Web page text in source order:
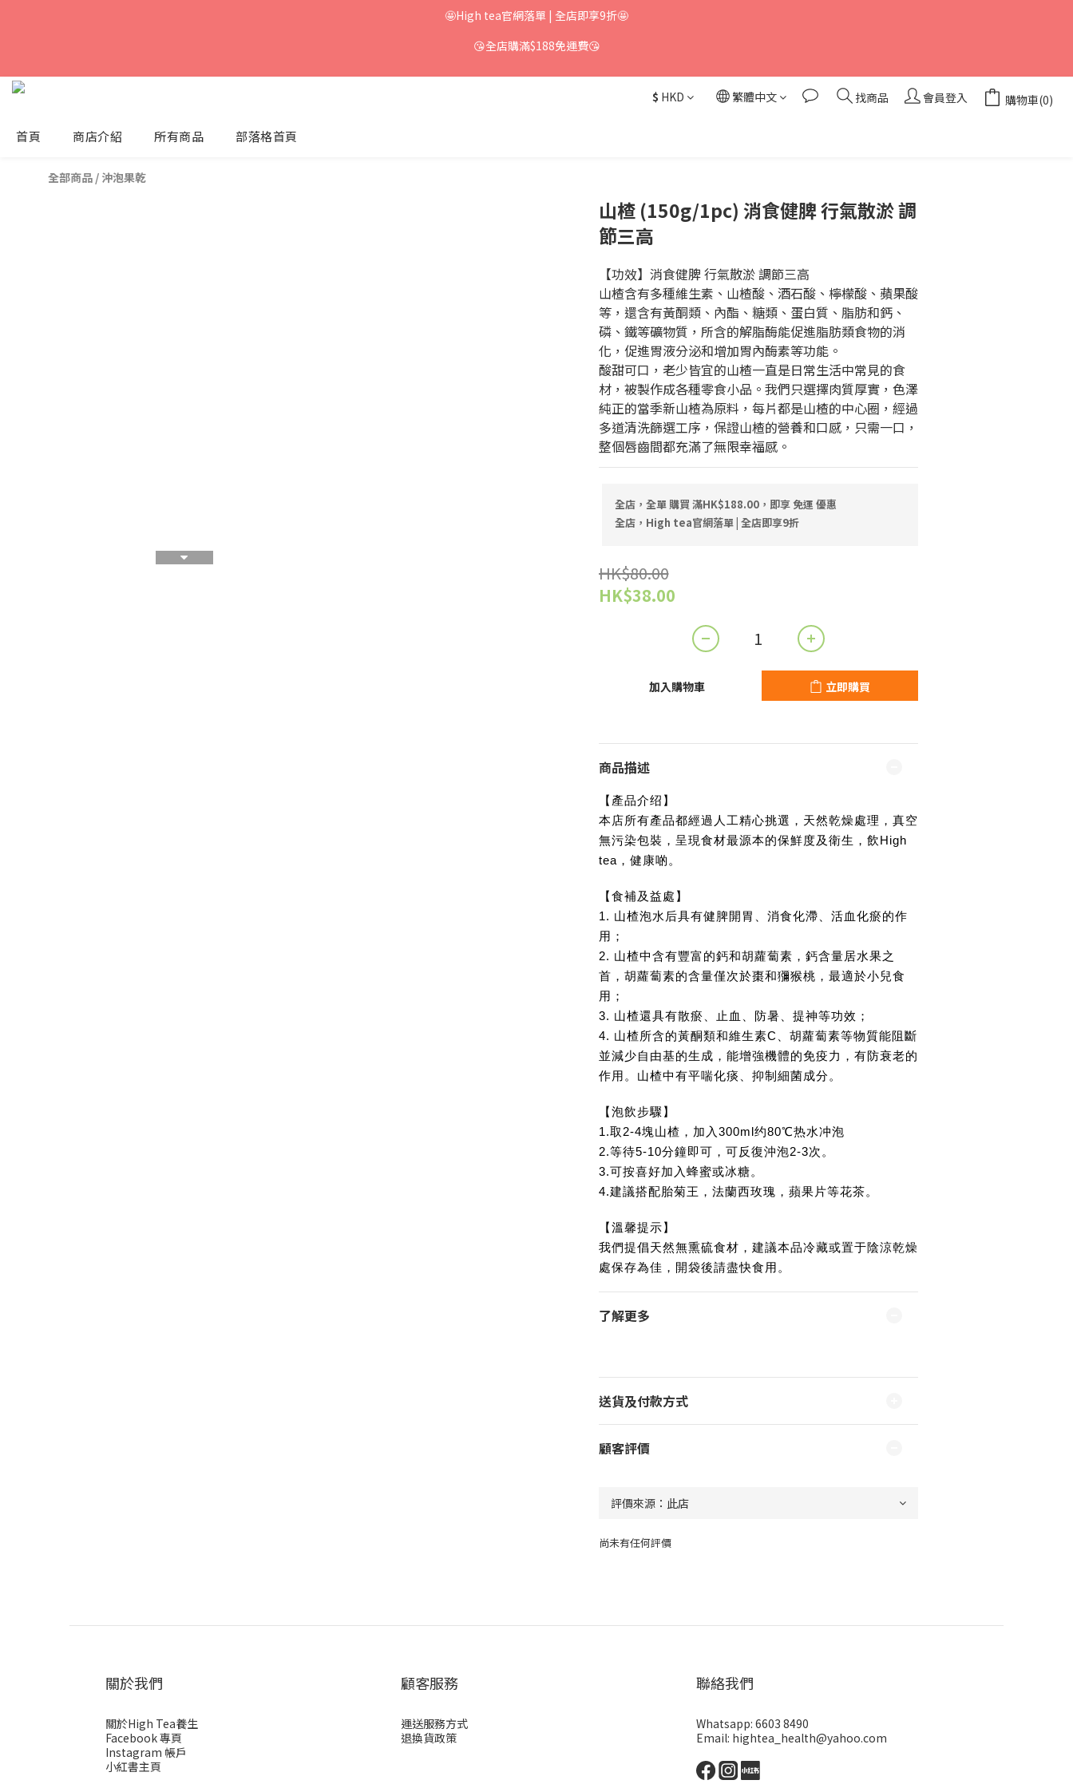
🤩High tea官網落單 | 全店即享9折🤩
😘全店購滿$188免運費😘
$ HKD 繁體中文 找商品 會員登入 購物車(0)
首頁 商店介紹 所有商品 部落格首頁
全部商品 / 沖泡果乾
山楂 (150g/1pc) 消食健脾 行氣散淤 調
節三高
【功效】消食健脾 行氣散淤 調節三高
山楂含有多種維生素、山楂酸、酒石酸、檸檬酸、蘋果酸
等，還含有黃酮類、內酯、糖類、蛋白質、脂肪和鈣、
磷、鐵等礦物質，所含的解脂酶能促進脂肪類食物的消
化，促進胃液分泌和增加胃內酶素等功能。
酸甜可口，老少皆宜的山楂一直是日常生活中常見的食
材，被製作成各種零食小品。我們只選擇肉質厚實，色澤
純正的當季新山楂為原料，每片都是山楂的中心圈，經過
多道清洗篩選工序，保證山楂的營養和口感，只需一口，
整個唇齒間都充滿了無限幸福感。
全店，全單 購買 滿HK$188.00，即享 免運 優惠
全店，High tea官網落單 | 全店即享9折
HK$80.00
HK$38.00
加入購物車 立即購買
商品描述
【產品介绍】
本店所有產品都經過人工精心挑選，天然乾燥處理，真空
無污染包裝，呈現食材最源本的保鮮度及衛生，飲High
tea，健康啲。
【食補及益處】
1. 山楂泡水后具有健脾開胃、消食化滯、活血化瘀的作
用；
2. 山楂中含有豐富的鈣和胡蘿蔔素，鈣含量居水果之
首，胡蘿蔔素的含量僅次於棗和獼猴桃，最適於小兒食
用；
3. 山楂還具有散瘀、止血、防暑、提神等功效；
4. 山楂所含的黃酮類和維生素C、胡蘿蔔素等物質能阻斷
並減少自由基的生成，能增強機體的免疫力，有防衰老的
作用。山楂中有平喘化痰、抑制細菌成分。
【泡飲步驟】
1.取2-4塊山楂，加入300ml约80℃热水冲泡
2.等待5-10分鐘即可，可反復沖泡2-3次。
3.可按喜好加入蜂蜜或冰糖。
4.建議搭配胎菊王，法蘭西玫瑰，蘋果片等花茶。
【溫馨提示】
我們提倡天然無熏硫食材，建議本品冷藏或置于陰涼乾燥
處保存為佳，開袋後請盡快食用。
了解更多
送貨及付款方式
顧客評價
尚未有任何評價
關於我們
關於High Tea養生
Facebook 專頁
Instagram 帳戶
小紅書主頁
顧客服務
運送服務方式
退換貨政策
聯絡我們
Whatsapp: 6603 8490
Email: hightea_health@yahoo.com